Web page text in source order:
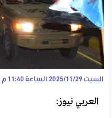
السبت 2025/11/29 الساعة 11:40 م
العربي نيوز: